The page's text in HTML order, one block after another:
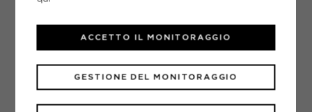
M L
-20% 104,00€
130,00€
GESTIONE DEL MONITORAGGIO
ACCETTO IL MONITORAGGIO